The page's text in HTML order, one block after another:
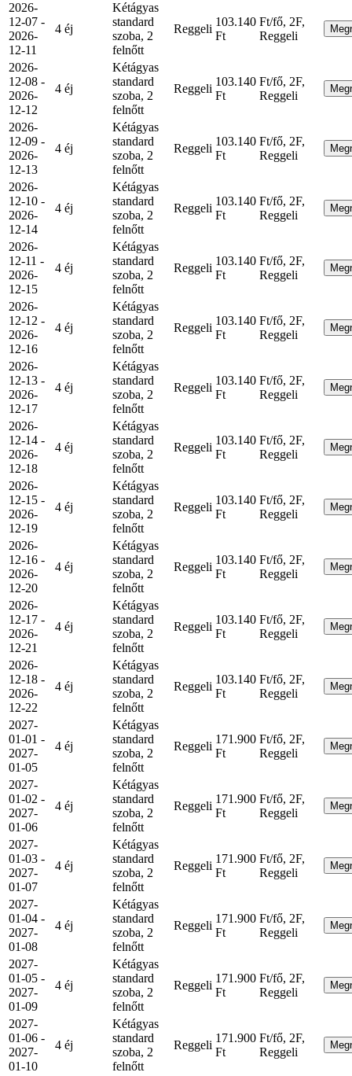
2026-
12-07 -
2026-
12-11
4 éj
Kétágyas
standard
szoba, 2
felnőtt
Reggeli
103.140
Ft
Ft/fő, 2F,
Reggeli
2026-
12-08 -
2026-
12-12
4 éj
Kétágyas
standard
szoba, 2
felnőtt
Reggeli
103.140
Ft
Ft/fő, 2F,
Reggeli
2026-
12-09 -
2026-
12-13
4 éj
Kétágyas
standard
szoba, 2
felnőtt
Reggeli
103.140
Ft
Ft/fő, 2F,
Reggeli
2026-
12-10 -
2026-
12-14
4 éj
Kétágyas
standard
szoba, 2
felnőtt
Reggeli
103.140
Ft
Ft/fő, 2F,
Reggeli
2026-
12-11 -
2026-
12-15
4 éj
Kétágyas
standard
szoba, 2
felnőtt
Reggeli
103.140
Ft
Ft/fő, 2F,
Reggeli
2026-
12-12 -
2026-
12-16
4 éj
Kétágyas
standard
szoba, 2
felnőtt
Reggeli
103.140
Ft
Ft/fő, 2F,
Reggeli
2026-
12-13 -
2026-
12-17
4 éj
Kétágyas
standard
szoba, 2
felnőtt
Reggeli
103.140
Ft
Ft/fő, 2F,
Reggeli
2026-
12-14 -
2026-
12-18
4 éj
Kétágyas
standard
szoba, 2
felnőtt
Reggeli
103.140
Ft
Ft/fő, 2F,
Reggeli
2026-
12-15 -
2026-
12-19
4 éj
Kétágyas
standard
szoba, 2
felnőtt
Reggeli
103.140
Ft
Ft/fő, 2F,
Reggeli
2026-
12-16 -
2026-
12-20
4 éj
Kétágyas
standard
szoba, 2
felnőtt
Reggeli
103.140
Ft
Ft/fő, 2F,
Reggeli
2026-
12-17 -
2026-
12-21
4 éj
Kétágyas
standard
szoba, 2
felnőtt
Reggeli
103.140
Ft
Ft/fő, 2F,
Reggeli
2026-
12-18 -
2026-
12-22
4 éj
Kétágyas
standard
szoba, 2
felnőtt
Reggeli
103.140
Ft
Ft/fő, 2F,
Reggeli
2027-
01-01 -
2027-
01-05
4 éj
Kétágyas
standard
szoba, 2
felnőtt
Reggeli
171.900
Ft
Ft/fő, 2F,
Reggeli
2027-
01-02 -
2027-
01-06
4 éj
Kétágyas
standard
szoba, 2
felnőtt
Reggeli
171.900
Ft
Ft/fő, 2F,
Reggeli
2027-
01-03 -
2027-
01-07
4 éj
Kétágyas
standard
szoba, 2
felnőtt
Reggeli
171.900
Ft
Ft/fő, 2F,
Reggeli
2027-
01-04 -
2027-
01-08
4 éj
Kétágyas
standard
szoba, 2
felnőtt
Reggeli
171.900
Ft
Ft/fő, 2F,
Reggeli
2027-
01-05 -
2027-
01-09
4 éj
Kétágyas
standard
szoba, 2
felnőtt
Reggeli
171.900
Ft
Ft/fő, 2F,
Reggeli
2027-
01-06 -
2027-
01-10
4 éj
Kétágyas
standard
szoba, 2
felnőtt
Reggeli
171.900
Ft
Ft/fő, 2F,
Reggeli